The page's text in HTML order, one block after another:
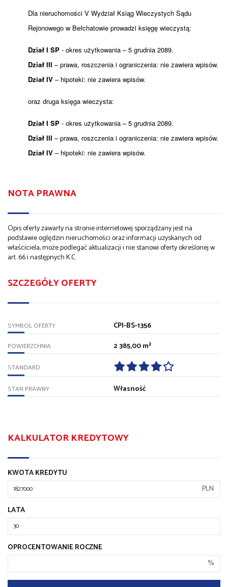
Dla nieruchomości V Wydział Ksiąg Wieczystych Sądu
Rejonowego w Bełchatowie prowadzi księgę wieczystą:
Dział I SP - okres użytkowania – 5 grudnia 2089.
Dział III – prawa, roszczenia i ograniczenia: nie zawiera wpisów.
Dział IV – hipoteki: nie zawiera wpisów.
oraz druga księga wieczysta:
Dział I SP - okres użytkowania – 5 grudnia 2089.
Dział III – prawa, roszczenia i ograniczenia: nie zawiera wpisów.
Dział IV – hipoteki: nie zawiera wpisów.
NOTA PRAWNA
Opis oferty zawarty na stronie internetowej sporządzany jest na
podstawie oględzin nieruchomości oraz informacji uzyskanych od
właściciela, może podlegać aktualizacji i nie stanowi oferty określonej w
art. 66 i następnych K.C.
SZCZEGÓŁY OFERTY
SYMBOL OFERTY CPI-BS-1356
POWIERZCHNIA 2 385,00 m²
STANDARD
STAN PRAWNY Własność
KALKULATOR KREDYTOWY
KWOTA KREDYTU
PLN
LATA
OPROCENTOWANIE ROCZNE
%